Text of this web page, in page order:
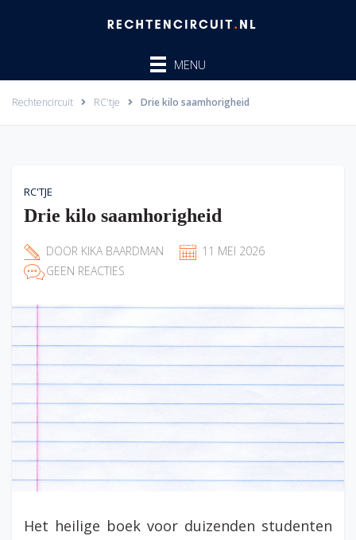
MENU
Rechtencircuit RC'tje Drie kilo saamhorigheid
RC'TJE
Drie kilo saamhorigheid
DOOR KIKA BAARDMAN
11 MEI 2026
GEEN REACTIES
Het heilige boek voor duizenden studenten